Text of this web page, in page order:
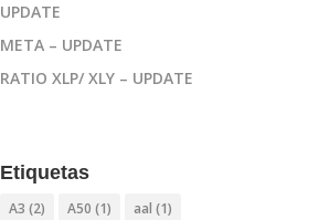
UPDATE
META – UPDATE
RATIO XLP/ XLY – UPDATE
Etiquetas
A3 (2) A50 (1) aal (1)